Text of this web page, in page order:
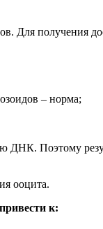
Для получения
– норма;
ДНК. Поэтому
ооцита.
к: